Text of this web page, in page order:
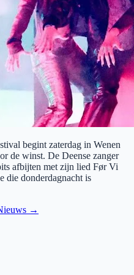
begint zaterdag in Wenen
de winst. De Deense zanger
afbijten met zijn lied Før Vi
die donderdagnacht is
→